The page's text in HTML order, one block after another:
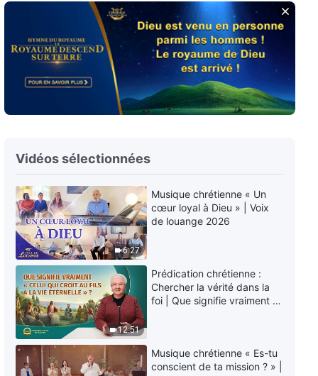
16:46
Paroles de Dieu quotidiennes :
Connaître Dieu | Extrait 62
Paroles de Dieu quotidiennes :
Connaître Dieu | Extrait 63
5:38
Paroles de Dieu quotidiennes :
12:22
Paroles de Dieu quotidiennes :
Connaître Dieu | Extrait 65
6:57
Paroles de Dieu quotidiennes :
Connaître Dieu | Extrait 66
Vidéos sélectionnées
6:27
Musique chrétienne « Un
cœur loyal à Dieu » | Voix
de louange 2026
12:51
Prédication chrétienne :
Chercher la vérité dans la
foi | Que signifie vraiment «
Musique chrétienne « Es-tu
conscient de ta mission ? » |